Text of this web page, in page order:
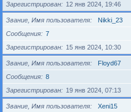
Зарегистрирован
12 янв 2024, 19:46
Звание, Имя пользователя
Nikki_23
Сообщения
7
Зарегистрирован
15 янв 2024, 10:30
Звание, Имя пользователя
Floyd67
Сообщения
8
Зарегистрирован
19 янв 2024, 07:13
Звание, Имя пользователя
Xeni15